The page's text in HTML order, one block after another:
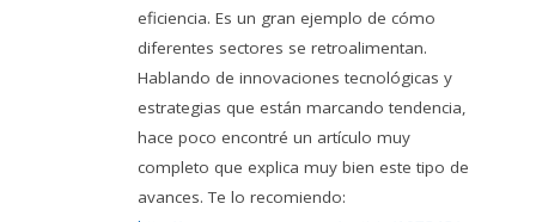
eficiencia. Es un gran ejemplo de cómo
diferentes sectores se retroalimentan.
Hablando de innovaciones tecnológicas y
estrategias que están marcando tendencia,
hace poco encontré un artículo muy
completo que explica muy bien este tipo de
avances. Te lo recomiendo: